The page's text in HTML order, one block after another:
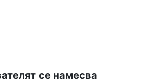
се намесва